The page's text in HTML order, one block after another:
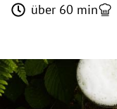
über 60 min